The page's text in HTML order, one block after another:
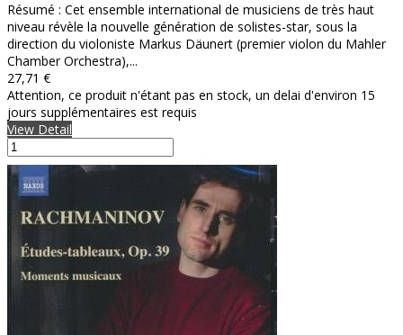
Résumé : Cet ensemble international de musiciens de très haut
niveau révèle la nouvelle génération de solistes-star, sous la
direction du violoniste Markus Däunert (premier violon du Mahler
Chamber Orchestra),...
27,71 €
Attention, ce produit n'étant pas en stock, un delai d'environ 15
jours supplémentaires est requis
View Detail